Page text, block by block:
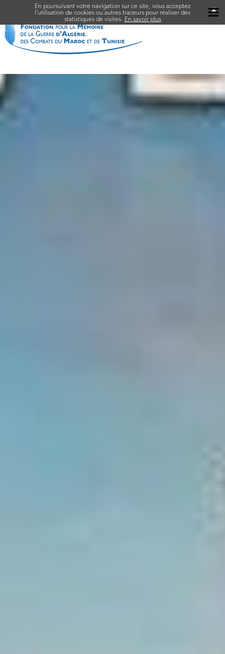
En poursuivant votre navigation sur ce site, vous acceptez
l’utilisation de cookies ou autres traceurs pour réaliser des
statistiques de visites. En savoir plus
✖